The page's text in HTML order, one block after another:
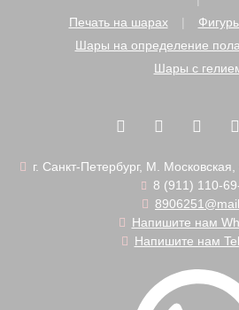
Печать на шарах
Шары на определение
Шары с
г. Санкт-Петербург, М.
8 (911) 110-
Напишите нам
Напишите нам